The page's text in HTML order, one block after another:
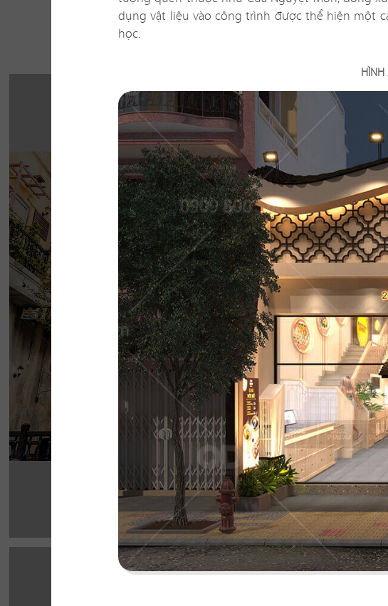
Một số dự án nhà
THE STREET "NHẬU CÓ
CHẤT"
The Street được dựa trên văn hóa vỉa hè độc đáo, xen lẫn
thở của đường phố, mang đến vẻ đẹp Việt Nam đặc
cho thực khách
Chi tiết
dụng vật liệu vào công trình được thể hiện một
học.
HÌNH